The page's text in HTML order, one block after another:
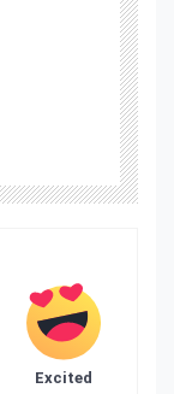
Excited